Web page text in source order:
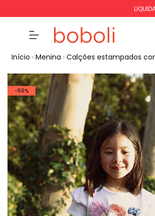
Início Menina Calções estampados
-50%